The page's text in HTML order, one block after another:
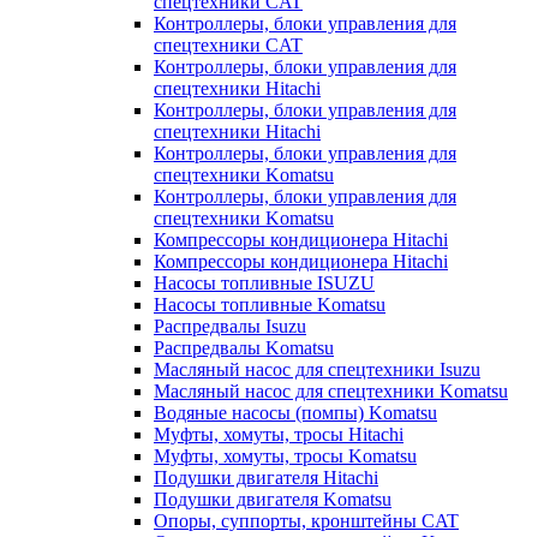
Контроллеры, блоки управления для
спецтехники CAT
Контроллеры, блоки управления для
спецтехники Hitachi
Контроллеры, блоки управления для
спецтехники Hitachi
Контроллеры, блоки управления для
спецтехники Komatsu
Контроллеры, блоки управления для
спецтехники Komatsu
Компрессоры кондиционера Hitachi
Компрессоры кондиционера Hitachi
Насосы топливные ISUZU
Насосы топливные Komatsu
Распредвалы Isuzu
Распредвалы Komatsu
Масляный насос для спецтехники Isuzu
Масляный насос для спецтехники Komatsu
Водяные насосы (помпы) Komatsu
Муфты, хомуты, тросы Hitachi
Муфты, хомуты, тросы Komatsu
Подушки двигателя Hitachi
Подушки двигателя Komatsu
Опоры, суппорты, кронштейны CAT